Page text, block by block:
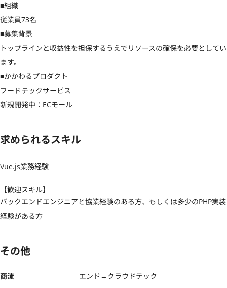
■組織
従業員73名
■募集背景
トップラインと収益性を担保するうえでリソースの確保を必要としてい
ます。
■かかわるプロダクト
フードテックサービス
新規開発中：ECモール
求められるスキル
Vue.js業務経験
【歓迎スキル】
バックエンドエンジニアと協業経験のある方、もしくは多少のPHP実装
経験がある方
その他
商流
エンド→クラウドテック